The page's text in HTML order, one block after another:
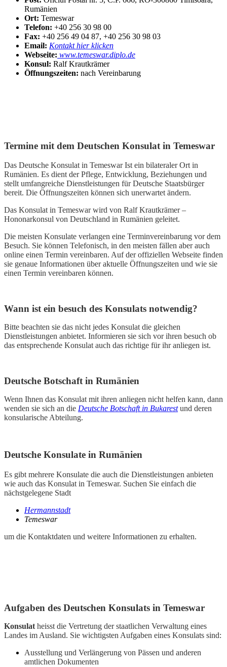
Rumänien
Ort: Temeswar
Telefon: +40 256 30 98 00
Fax: +40 256 49 04 87, +40 256 30 98 03
Email: Kontakt hier klicken
Webseite: www.temeswar.diplo.de
Konsul: Ralf Krautkrämer
Öffnungszeiten: nach Vereinbarung
Termine mit dem Deutschen Konsulat in Temeswar
Das Deutsche Konsulat in Temeswar Ist ein bilateraler Ort in
Rumänien. Es dient der Pflege, Entwicklung, Beziehungen und
stellt umfangreiche Dienstleistungen für Deutsche Staatsbürger
bereit. Die Öffnungszeiten können sich unerwartet ändern.
Das Konsulat in Temeswar wird von Ralf Krautkrämer –
Hononarkonsul von Deutschland in Rumänien geleitet.
Die meisten Konsulate verlangen eine Terminvereinbarung vor dem
Besuch. Sie können Telefonisch, in den meisten fällen aber auch
online einen Termin vereinbaren. Auf der offiziellen Webseite finden
sie genaue Informationen über aktuelle Öffnungszeiten und wie sie
einen Termin vereinbaren können.
Wann ist ein besuch des Konsulats notwendig?
Bitte beachten sie das nicht jedes Konsulat die gleichen
Dienstleistungen anbietet. Informieren sie sich vor ihren besuch ob
das entsprechende Konsulat auch das richtige für ihr anliegen ist.
Deutsche Botschaft in Rumänien
Wenn Ihnen das Konsulat mit ihren anliegen nicht helfen kann, dann
wenden sie sich an die Deutsche Botschaft in Bukarestund deren
konsularische Abteilung.
Deutsche Konsulate in Rumänien
Es gibt mehrere Konsulate die auch die Dienstleistungen anbieten
wie auch das Konsulat in Temeswar. Suchen Sie einfach die
nächstgelegene Stadt
Hermannstadt
Temeswar
um die Kontaktdaten und weitere Informationen zu erhalten.
Aufgaben des Deutschen Konsulats in Temeswar
Konsulat heisst die Vertretung der staatlichen Verwaltung eines
Landes im Ausland. Sie wichtigsten Aufgaben eines Konsulats sind:
Ausstellung und Verlängerung von Pässen und anderen
amtlichen Dokumenten